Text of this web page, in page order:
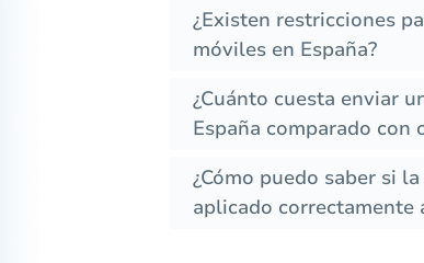
¿Existen restricciones
móviles en España?
¿Cuánto cuesta enviar
España comparado con
¿Cómo puedo saber si
aplicado correctamente